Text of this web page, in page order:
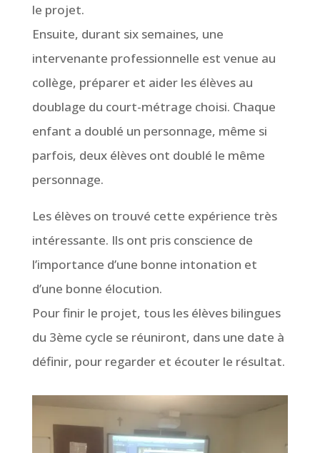
le projet.
Ensuite, durant six semaines, une
intervenante professionnelle est venue au
collège, préparer et aider les élèves au
doublage du court-métrage choisi. Chaque
enfant a doublé un personnage, même si
parfois, deux élèves ont doublé le même
personnage.
Les élèves on trouvé cette expérience très
intéressante. Ils ont pris conscience de
l’importance d’une bonne intonation et
d’une bonne élocution.
Pour finir le projet, tous les élèves bilingues
du 3ème cycle se réuniront, dans une date à
définir, pour regarder et écouter le résultat.